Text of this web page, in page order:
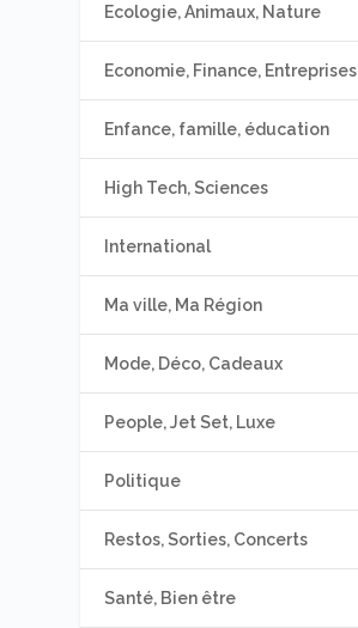
Ecologie, Animaux, Nature
Economie, Finance, Entreprises
Enfance, famille, éducation
High Tech, Sciences
International
Ma ville, Ma Région
Mode, Déco, Cadeaux
People, Jet Set, Luxe
Politique
Restos, Sorties, Concerts
Santé, Bien être